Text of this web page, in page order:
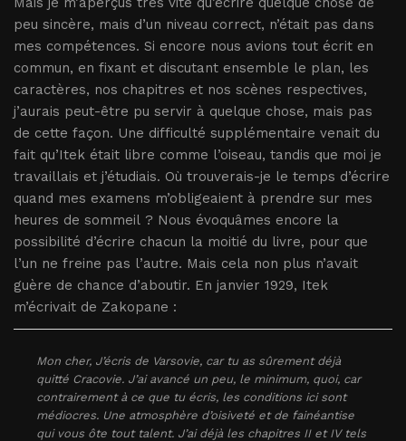
peu sincère, mais d’un niveau correct, n’était pas dans
mes compétences. Si encore nous avions tout écrit en
commun, en fixant et discutant ensemble le plan, les
caractères, nos chapitres et nos scènes respectives,
j’aurais peut-être pu servir à quelque chose, mais pas
de cette façon. Une difficulté supplémentaire venait du
fait qu’Itek était libre comme l’oiseau, tandis que moi je
travaillais et j’étudiais. Où trouverais-je le temps d’écrire
quand mes examens m’obligeaient à prendre sur mes
heures de sommeil ? Nous évoquâmes encore la
possibilité d’écrire chacun la moitié du livre, pour que
l’un ne freine pas l’autre. Mais cela non plus n’avait
guère de chance d’aboutir. En janvier 1929, Itek
m’écrivait de Zakopane :
Mon cher, J’écris de Varsovie, car tu as sûrement déjà
quitté Cracovie. J’ai avancé un peu, le minimum, quoi, car
contrairement à ce que tu écris, les conditions ici sont
médiocres. Une atmosphère d’oisiveté et de fainéantise
qui vous ôte tout talent. J’ai déjà les chapitres II et IV tels